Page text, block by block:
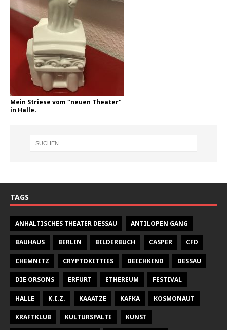
Mein Striese vom "neuen Theater"
in Halle.
TAGS
ANHALTISCHES THEATER DESSAU ANTILOPEN GANG
BAUHAUS BERLIN BILDERBUCH CASPER CFD
CHEMNITZ CRYPTOKITTIES DEICHKIND DESSAU
DIE ORSONS ERFURT ETHEREUM FESTIVAL
HALLE K.I.Z. KAAATZE KAFKA KOSMONAUT
KRAFTKLUB KULTURSPALTE KUNST